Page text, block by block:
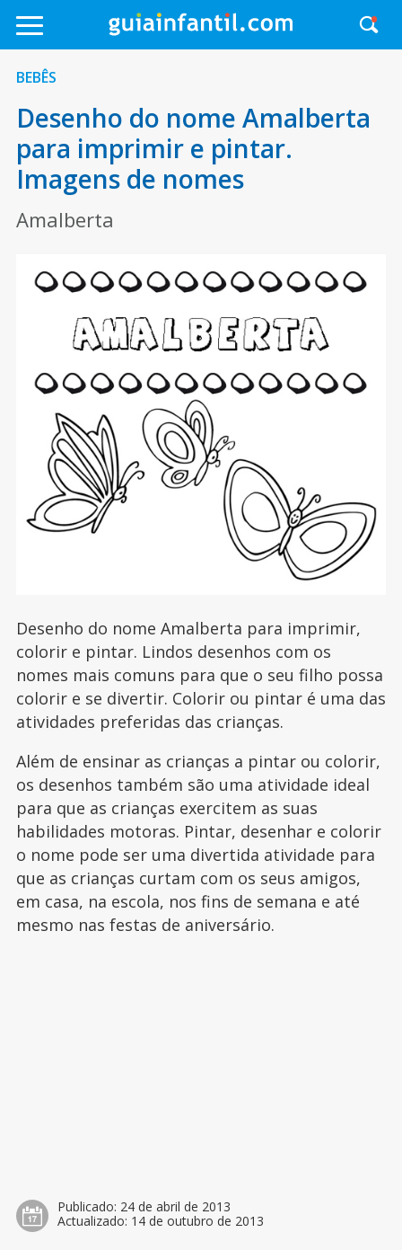
BEBÊS
Desenho do nome Amalberta
para imprimir e pintar.
Imagens de nomes
Amalberta
Desenho do nome Amalberta para imprimir,
colorir e pintar. Lindos desenhos com os
nomes mais comuns para que o seu filho possa
colorir e se divertir. Colorir ou pintar é uma das
atividades preferidas das crianças.
Além de ensinar as crianças a pintar ou colorir,
os desenhos também são uma atividade ideal
para que as crianças exercitem as suas
habilidades motoras. Pintar, desenhar e colorir
o nome pode ser uma divertida atividade para
que as crianças curtam com os seus amigos,
em casa, na escola, nos fins de semana e até
mesmo nas festas de aniversário.
Publicado: 24 de abril de 2013
Actualizado: 14 de outubro de 2013